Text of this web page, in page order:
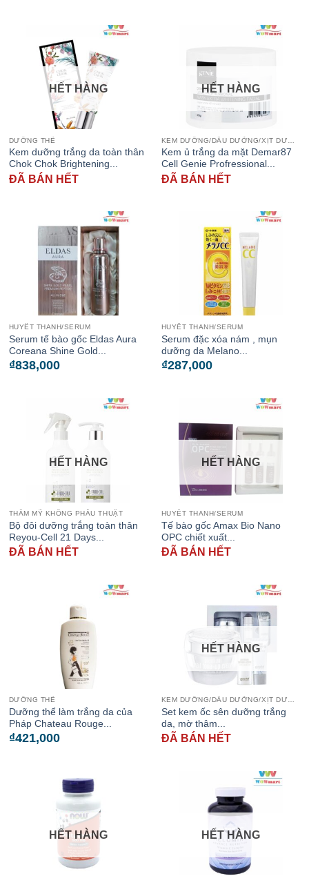
HẾT HÀNG
DƯỠNG THỂ
Kem dưỡng trắng da toàn thân
Chok Chok Brightening...
ĐÃ BÁN HẾT
HẾT HÀNG
Kem ủ trắng da mặt Demar87
Cell Genie Profressional...
ĐÃ BÁN HẾT
HUYẾT THANH/SERUM
Serum tế bào gốc Eldas Aura
Coreana Shine Gold...
₫838,000
HUYẾT THANH/SERUM
Serum đặc xóa nám , mụn
dưỡng da Melano...
₫287,000
HẾT HÀNG
THẨM MỸ KHÔNG PHẪU THUẬT
Bộ đôi dưỡng trắng toàn thân
Reyou-Cell 21 Days...
ĐÃ BÁN HẾT
HẾT HÀNG
HUYẾT THANH/SERUM
Tế bào gốc Amax Bio Nano
OPC chiết xuất...
ĐÃ BÁN HẾT
DƯỠNG THỂ
Dưỡng thể làm trắng da của
Pháp Chateau Rouge...
₫421,000
HẾT HÀNG
KEM DƯỠNG/DẦU DƯỠNG/XỊT DƯỠNG
Set kem ốc sên dưỡng trắng
da, mờ thâm...
ĐÃ BÁN HẾT
HẾT HÀNG HẾT HÀNG